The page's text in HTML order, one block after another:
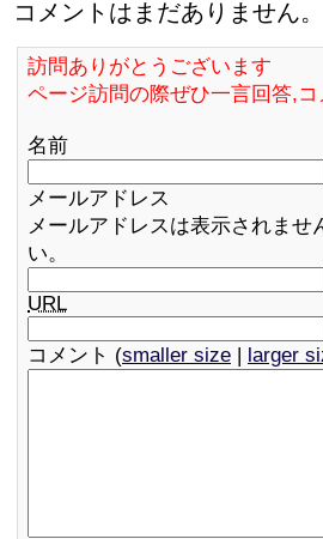
コメントはまだありません。
訪問ありがとうございます
ページ訪問の際ぜひ一言回答,
名前
メールアドレス
メールアドレスは表示されま
い。
URL
コメント (smaller size | larger